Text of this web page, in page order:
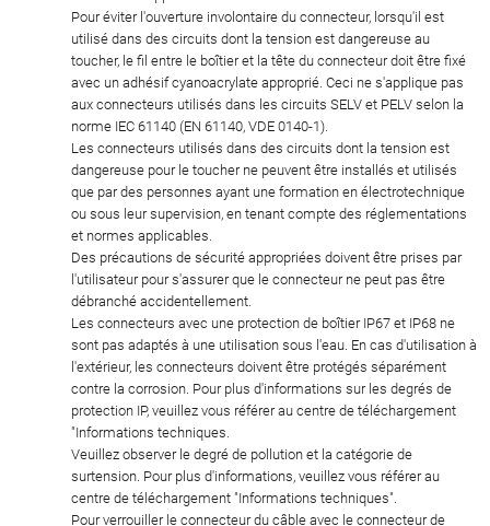
Pour éviter l'ouverture involontaire du connecteur, lorsqu'il est
utilisé dans des circuits dont la tension est dangereuse au
toucher, le fil entre le boîtier et la tête du connecteur doit être fixé
avec un adhésif cyanoacrylate approprié. Ceci ne s'applique pas
aux connecteurs utilisés dans les circuits SELV et PELV selon la
norme IEC 61140 (EN 61140, VDE 0140-1).
Les connecteurs utilisés dans des circuits dont la tension est
dangereuse pour le toucher ne peuvent être installés et utilisés
que par des personnes ayant une formation en électrotechnique
ou sous leur supervision, en tenant compte des réglementations
et normes applicables.
Des précautions de sécurité appropriées doivent être prises par
l'utilisateur pour s'assurer que le connecteur ne peut pas être
débranché accidentellement.
Les connecteurs avec une protection de boîtier IP67 et IP68 ne
sont pas adaptés à une utilisation sous l'eau. En cas d'utilisation à
l'extérieur, les connecteurs doivent être protégés séparément
contre la corrosion. Pour plus d'informations sur les degrés de
protection IP, veuillez vous référer au centre de téléchargement
"Informations techniques.
Veuillez observer le degré de pollution et la catégorie de
surtension. Pour plus d'informations, veuillez vous référer au
centre de téléchargement "Informations techniques".
Pour verrouiller le connecteur du câble avec le connecteur de